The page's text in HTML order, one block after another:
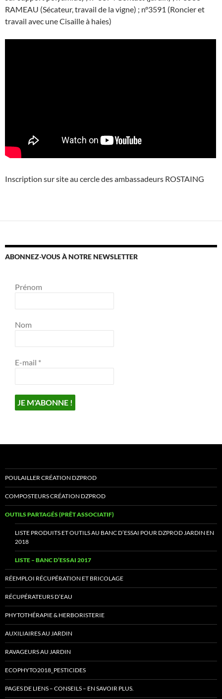
RAMEAU (Sécateur, travail de la vigne) ; n°3591 (Roncier et
travail avec une Cisaille à haies)
Inscription sur site au cercle des ambassadeurs ROSTAING
ABONNEZ-VOUS À NOTRE NEWSLETTER
Prénom
Nom
E-mail *
POULAILLER CRÉATION DZPROD
COMPOSTEURS CRÉATION DZPROD
OUTILS PARTAGÉS (PRÊT ASSOCIATIF)
LISTE PRODUITS ET OUTILS AU BANC D’ESSAI POUR DZPROD JARDIN EN
2018
LISTE – BANC D’ESSAI 2017
RÉEMPLOI RÉCUPÉRATION ET BRICOLAGE
RÉCUPÉRATEURS D’EAU
PHYTOTHÉRAPIE & HERBORISTERIE
AUXILIAIRES AU JARDIN
RAVAGEURS AU JARDIN
ECOPHYTO2018_PESTICIDES
PAGES DE LIENS – CONSEILS – EN SAVOIR PLUS.